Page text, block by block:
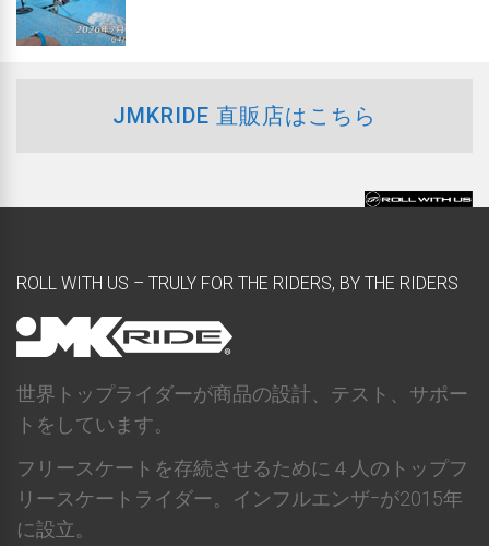
JMKRIDE 直販店はこちら
ROLL WITH US – TRULY FOR THE RIDERS, BY THE RIDERS
世界トップライダーが商品の設計、テスト、サポー
トをしています。
フリースケートを存続させるために４人のトップフ
リースケートライダー。インフルエンザｰが2015年
に設立。